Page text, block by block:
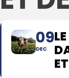
09
DEC